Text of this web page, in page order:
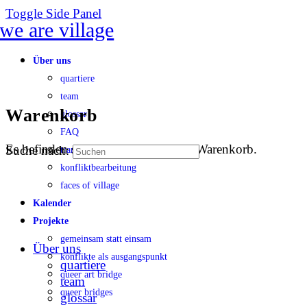
Toggle Side Panel
Über uns
quartiere
team
glossar
FAQ
transparenz
konfliktbearbeitung
faces of village
Kalender
Projekte
gemeinsam statt einsam
konflikte als ausgangspunkt
queer art bridge
queer bridges
Warenkorb
Es befinden sich keine Produkte im Warenkorb.
Suche nach:
Über uns
quartiere
team
glossar